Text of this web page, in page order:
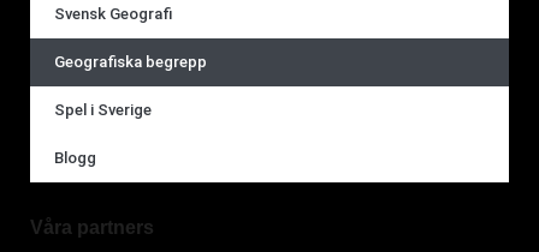
Svensk Geografi
Geografiska begrepp
Spel i Sverige
Blogg
Våra partners